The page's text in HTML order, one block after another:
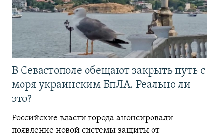
В Севастополе обещают закрыть путь с
моря украинским БпЛА. Реально ли
это?
Российские власти города анонсировали
появление новой системы защиты от